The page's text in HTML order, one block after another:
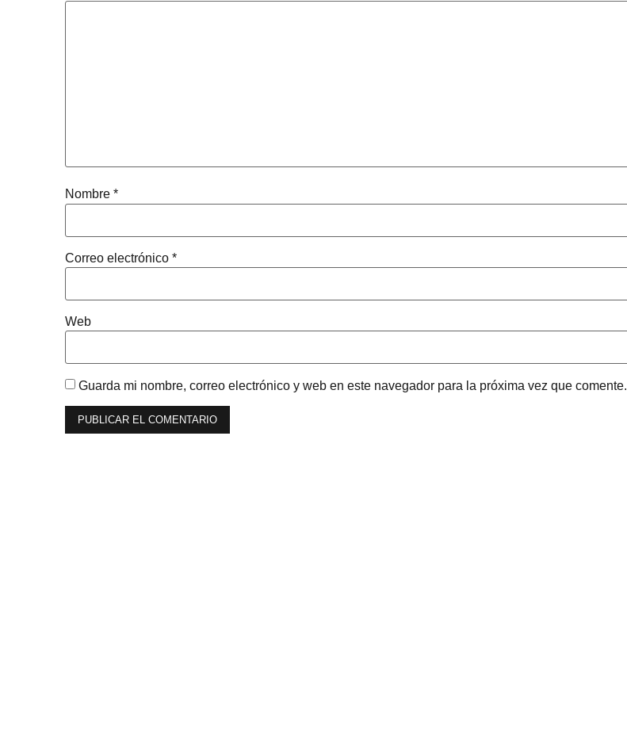
Nombre *
Correo electrónico *
Web
Guarda mi nombre, correo electrónico y web en este navegador para la próxima vez que comente.